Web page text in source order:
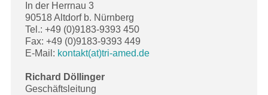
In der Herrnau 3
90518 Altdorf b. Nürnberg
Tel.: +49 (0)9183-9393 450
Fax: +49 (0)9183-9393 449
E-Mail: kontakt(at)tri-amed.de
Richard Döllinger
Geschäftsleitung